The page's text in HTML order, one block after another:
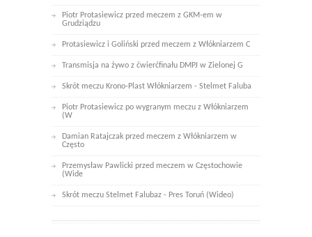
Piotr Protasiewicz przed meczem z GKM-em w
Grudziądzu
Protasiewicz i Goliński przed meczem z Włókniarzem C
Transmisja na żywo z ćwierćfinału DMPJ w Zielonej G
Skrót meczu Krono-Plast Włókniarzem - Stelmet Faluba
Piotr Protasiewicz po wygranym meczu z Włókniarzem
(W
Damian Ratajczak przed meczem z Włókniarzem w
Często
Przemysław Pawlicki przed meczem w Częstochowie
(Wide
Skrót meczu Stelmet Falubaz - Pres Toruń (Wideo)